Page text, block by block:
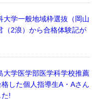
大学一般地域枠選抜（岡山
（2浪）から合格体験記が
大学医学部医学科学校推薦
した個人指導生A・Aさん
!